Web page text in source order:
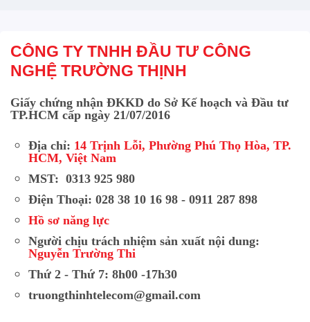
CÔNG TY TNHH ĐẦU TƯ CÔNG
NGHỆ TRƯỜNG THỊNH
Giấy chứng nhận ĐKKD do Sở Kế hoạch và Đầu tư
TP.HCM cấp ngày 21/07/2016
Địa chỉ: 14 Trịnh Lỗi, Phường Phú Thọ Hòa, TP.
HCM, Việt Nam
MST: 0313 925 980
Điện Thoại: 028 38 10 16 98 - 0911 287 898
Hồ sơ năng lực
Người chịu trách nhiệm sản xuất nội dung:
Nguyễn Trường Thi
Thứ 2 - Thứ 7: 8h00 -17h30
truongthinhtelecom@gmail.com